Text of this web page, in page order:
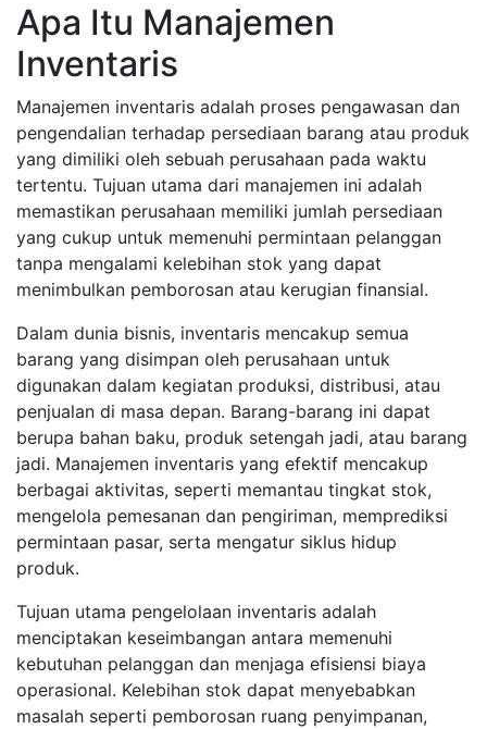
Apa Itu Manajemen
Inventaris
Manajemen inventaris adalah proses pengawasan dan
pengendalian terhadap persediaan barang atau produk
yang dimiliki oleh sebuah perusahaan pada waktu
tertentu. Tujuan utama dari manajemen ini adalah
memastikan perusahaan memiliki jumlah persediaan
yang cukup untuk memenuhi permintaan pelanggan
tanpa mengalami kelebihan stok yang dapat
menimbulkan pemborosan atau kerugian finansial.
Dalam dunia bisnis, inventaris mencakup semua
barang yang disimpan oleh perusahaan untuk
digunakan dalam kegiatan produksi, distribusi, atau
penjualan di masa depan. Barang-barang ini dapat
berupa bahan baku, produk setengah jadi, atau barang
jadi. Manajemen inventaris yang efektif mencakup
berbagai aktivitas, seperti memantau tingkat stok,
mengelola pemesanan dan pengiriman, memprediksi
permintaan pasar, serta mengatur siklus hidup
produk.
Tujuan utama pengelolaan inventaris adalah
menciptakan keseimbangan antara memenuhi
kebutuhan pelanggan dan menjaga efisiensi biaya
operasional. Kelebihan stok dapat menyebabkan
masalah seperti pemborosan ruang penyimpanan,